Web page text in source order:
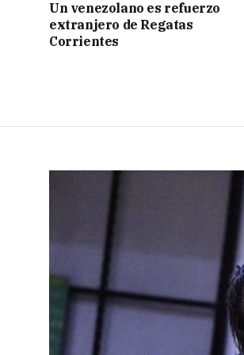
Un venezolano es refuerzo
extranjero de Regatas
Corrientes